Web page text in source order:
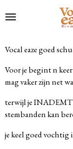
direct
de
Vocal eaze goed
Voor je begint n
mag vaker zijn net
terwijl je INADEMT
stembanden kan
je keel goed vochtig